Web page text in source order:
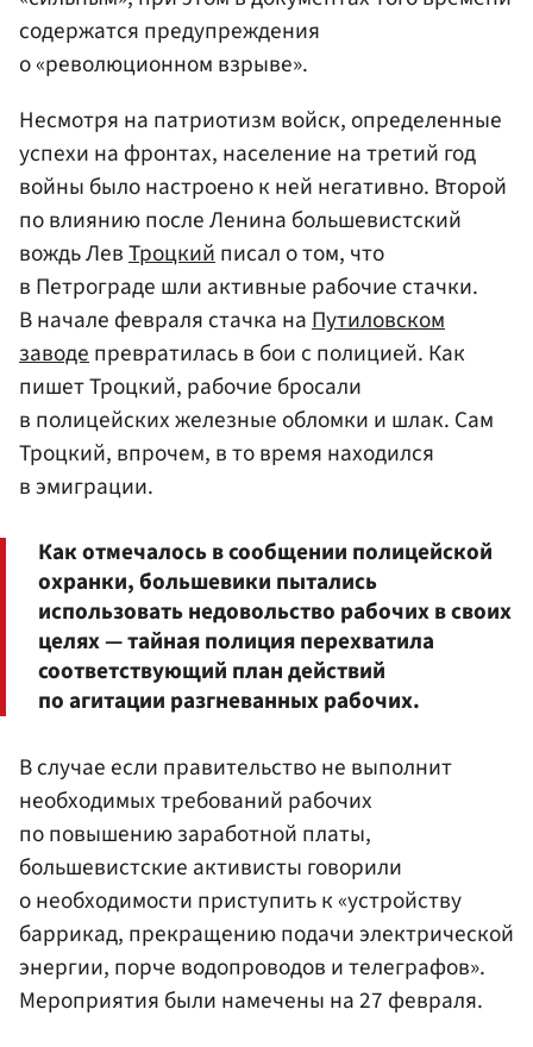
содержатся предупреждения
о «революционном взрыве».
Несмотря на патриотизм войск, определенные
успехи на фронтах, население на третий год
войны было настроено к ней негативно. Второй
по влиянию после Ленина большевистский
вождь ЛевТроцкийписал о том, что
в Петрограде шли активные рабочие стачки.
В начале февраля стачка наПутиловском
заводепревратилась в бои с полицией. Как
пишет Троцкий, рабочие бросали
в полицейских железные обломки и шлак. Сам
Троцкий, впрочем, в то время находился
в эмиграции.
Как отмечалось в сообщении полицейской
охранки, большевики пытались
использовать недовольство рабочих в своих
целях — тайная полиция перехватила
соответствующий план действий
по агитации разгневанных рабочих.
В случае если правительство не выполнит
необходимых требований рабочих
по повышению заработной платы,
большевистские активисты говорили
о необходимости приступить к «устройству
баррикад, прекращению подачи электрической
энергии, порче водопроводов и телеграфов».
Мероприятия были намечены на 27 февраля.